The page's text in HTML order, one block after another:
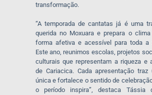
transformação.
“A temporada de cantatas já é uma
querida no Moxuara e prepara o
forma afetiva e acessível para toda a
Este ano, reunimos escolas, projetos
culturais que representam a riqueza e
de Cariacica. Cada apresentação traz
única e fortalece o sentido de
o período inspira”, destaca Tássia